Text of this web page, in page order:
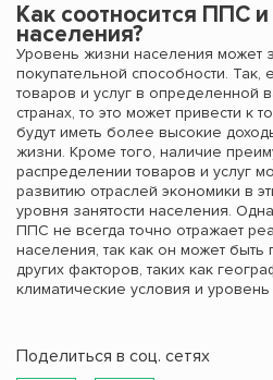
Как соотносится ППС
населения?
Уровень жизни населения может
покупательной способности. Так,
товаров и услуг в определенной
странах, то это может привести к
будут иметь более высокие
жизни. Кроме того, наличие
распределении товаров и услуг
развитию отраслей экономики в
уровня занятости населения.
ППС не всегда точно отражает
населения, так как он может
других факторов, таких как
климатические условия и
Поделиться в соц. сетях